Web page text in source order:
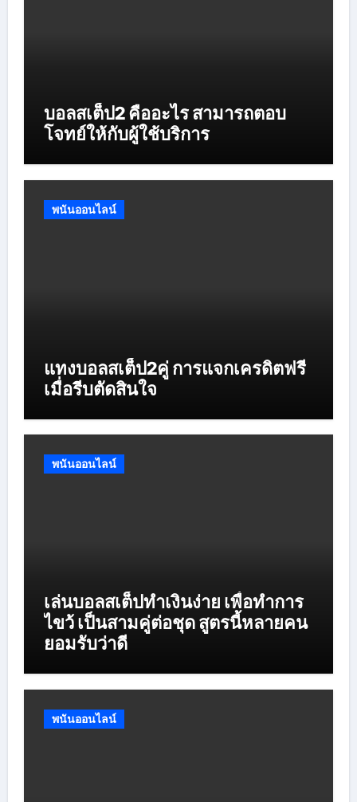
บอลสเต็ป2 คืออะไร สามารถตอบ
โจทย์ให้กับผู้ใช้บริการ
พนันออนไลน์
แทงบอลสเต็ป2คู่ การแจกเครดิตฟรี
เมื่อรีบตัดสินใจ
พนันออนไลน์
เล่นบอลสเต็ปทำเงินง่าย เพื่อทำการ
ไขว้ เป็นสามคู่ต่อชุด สูตรนี้หลายคน
ยอมรับว่าดี
พนันออนไลน์